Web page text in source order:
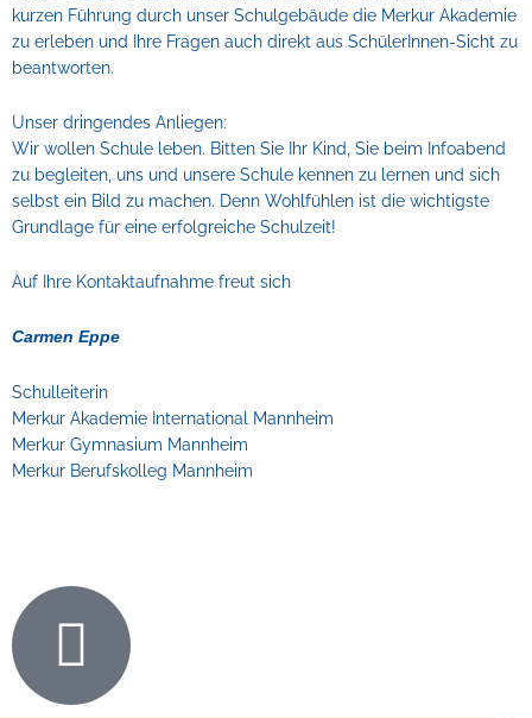
kurzen Führung durch unser Schulgebäude die Merkur Akademie
zu erleben und Ihre Fragen auch direkt aus SchülerInnen-Sicht zu
beantworten.
Unser dringendes Anliegen:
Wir wollen Schule leben. Bitten Sie Ihr Kind, Sie beim Infoabend
zu begleiten, uns und unsere Schule kennen zu lernen und sich
selbst ein Bild zu machen. Denn Wohlfühlen ist die wichtigste
Grundlage für eine erfolgreiche Schulzeit!
Auf Ihre Kontaktaufnahme freut sich
Carmen Eppe
Schulleiterin
Merkur Akademie International Mannheim
Merkur Gymnasium Mannheim
Merkur Berufskolleg Mannheim